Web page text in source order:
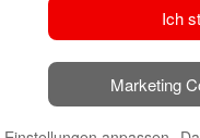
BeratungsCenter
Ich
Marketing